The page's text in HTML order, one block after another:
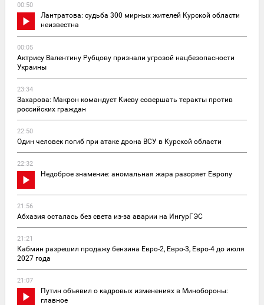
00:50
Лантратова: судьба 300 мирных жителей Курской области
неизвестна
00:05
Актрису Валентину Рубцову признали угрозой нацбезопасности
Украины
23:34
Захарова: Макрон командует Киеву совершать теракты против
российских граждан
22:50
Один человек погиб при атаке дрона ВСУ в Курской области
22:32
Недоброе знамение: аномальная жара разоряет Европу
21:56
Абхазия осталась без света из-за аварии на ИнгурГЭС
21:21
Кабмин разрешил продажу бензина Евро-2, Евро-3, Евро-4 до июля
2027 года
21:07
Путин объявил о кадровых изменениях в Минобороны:
главное